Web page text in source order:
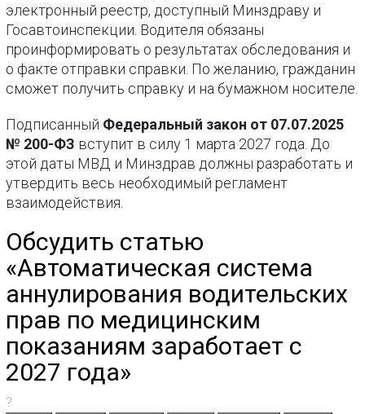
электронный реестр, доступный Минздраву и
Госавтоинспекции. Водителя обязаны
проинформировать о результатах обследования и
о факте отправки справки. По желанию, гражданин
сможет получить справку и на бумажном носителе.
Подписанный Федеральный закон от 07.07.2025
№ 200-ФЗ вступит в силу 1 марта 2027 года. До
этой даты МВД и Минздрав должны разработать и
утвердить весь необходимый регламент
взаимодействия.
Обсудить статью
«Автоматическая система
аннулирования водительских
прав по медицинским
показаниям заработает с
2027 года»
?